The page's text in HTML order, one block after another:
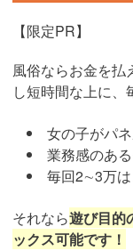
【限定PR】
風俗ならお金を払
し短時間な上に、
女の子がパ
業務感のあ
毎回2∼3万
それなら遊び目的
ックス可能です！